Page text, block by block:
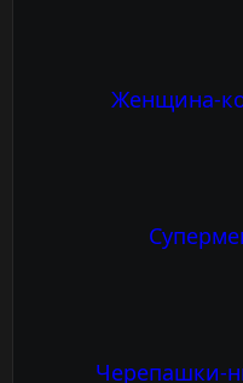
Женщина-
Черепашки-